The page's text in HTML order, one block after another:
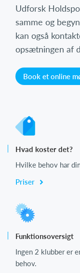
Udforsk
samme og
kan også
opsætningen af
Book et online
Hvad koster det?
Hvilke behov har
Priser
Funktionsoversigt
Ingen 2 klubber er
behov.